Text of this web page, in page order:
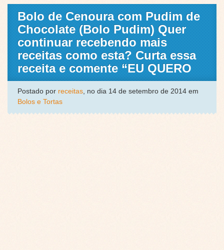
Bolo de Cenoura com Pudim de
Chocolate (Bolo Pudim) Quer
continuar recebendo mais
receitas como esta? Curta essa
receita e comente “EU QUERO
Postado por receitas, no dia 14 de setembro de 2014 em
Bolos e Tortas